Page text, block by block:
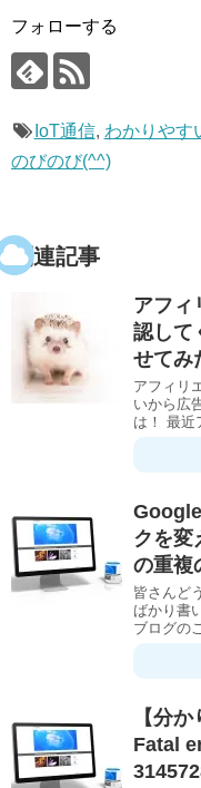
フォローする
IoT通信, わかりやす
のびのび(^^)
関連記事
アフィ
認して
せてみ
アフィリ
いから広
は！ 最近
クを変
の重複
皆さんど
ばかり書
ブログの
【分
Fatal